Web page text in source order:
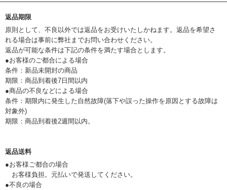
返品期限
原則として、不良以外では返品をお受けいたしかねます。返品を希望さ
れる場合は事前に弊社までお問い合わせください。
返品が可能な条件は下記の条件を満たす場合とします。
●お客様のご都合による場合
条件：新品未開封の商品
期限：商品到着後7日間以内
●商品の不良などによる場合
条件：期限内に発生した自然故障(落下や誤った操作を原因とする故障は
対象外)
期限：商品到着後2週間以内。
返品送料
●お客様ご都合の場合
お客様負担。元払いで発送してください。
●不良の場合